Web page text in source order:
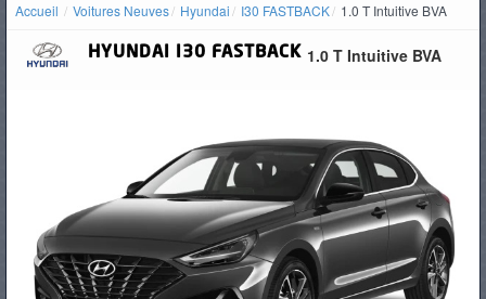
Accueil Voitures Neuves Hyundai I30 FASTBACK 1.0 T Intuitive BVA
HYUNDAI I30 FASTBACK 1.0 T Intuitive BVA
D'OCCASION
PNEUS